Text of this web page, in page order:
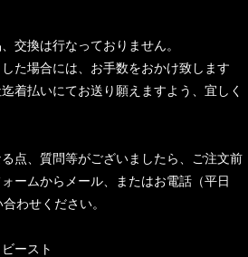
交換は行なっておりません。
た場合には、お手数をおかけ致します
着払いにてお送り願えますよう、宜しく
点、質問等がございましたら、ご注文前
ームからメール、またはお電話（平日
わせください。
ースト